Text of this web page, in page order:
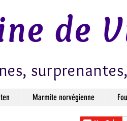
de
Marmite norvégienne